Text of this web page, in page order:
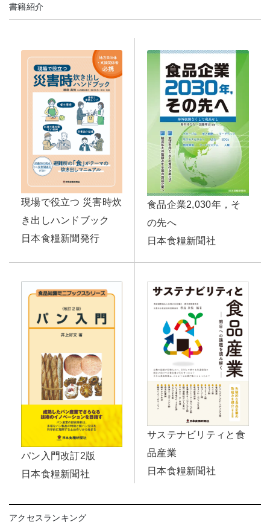
書籍紹介
現場で役立つ 災害時炊
き出しハンドブック
日本食糧新聞発行
食品企業2,030年，そ
の先へ
日本食糧新聞社
パン入門改訂2版
日本食糧新聞社
サステナビリティと食
品産業
日本食糧新聞社
アクセスランキング